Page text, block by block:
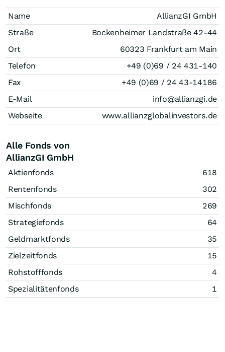
Name
AllianzGI GmbH
Straße
Bockenheimer Landstraße 42-44
Ort
60323 Frankfurt am Main
Telefon
+49 (0)69 / 24 431-140
Fax
+49 (0)69 / 24 43-14186
E-Mail
info@allianzgi.de
Webseite
www.allianzglobalinvestors.de
Alle Fonds von
AllianzGI GmbH
Aktienfonds
618
Rentenfonds
302
Mischfonds
269
Strategiefonds
64
Geldmarktfonds
35
Zielzeitfonds
15
Rohstofffonds
4
Spezialitätenfonds
1